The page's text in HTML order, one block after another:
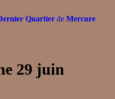
Quartier de Mercure
29 juin